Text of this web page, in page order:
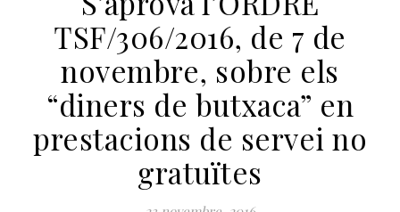
TSF/306/2016, de 7 de
novembre, sobre els
“diners de butxaca” en
prestacions de servei no
gratuïtes